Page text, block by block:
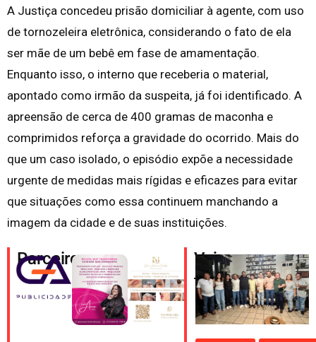
A Justiça concedeu prisão domiciliar à agente, com uso
de tornozeleira eletrônica, considerando o fato de ela
ser mãe de um bebê em fase de amamentação.
Enquanto isso, o interno que receberia o material,
apontado como irmão da suspeita, já foi identificado. A
apreensão de cerca de 400 gramas de maconha e
comprimidos reforça a gravidade do ocorrido. Mais do
que um caso isolado, o episódio expõe a necessidade
urgente de medidas mais rígidas e eficazes para evitar
que situações como essa continuem manchando a
imagem da cidade e de suas instituições.
Parceiros
Veja
também